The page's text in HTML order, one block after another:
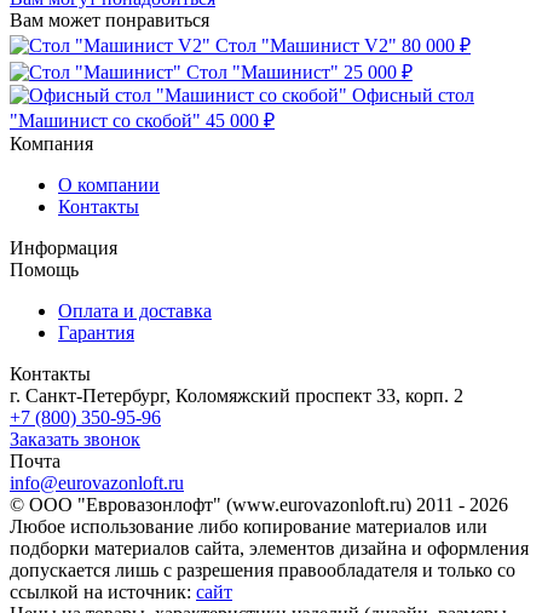
Вам может понравиться
Стол "Машинист V2" 80 000 ₽
Стол "Машинист" 25 000 ₽
Офисный стол
"Машинист со скобой" 45 000 ₽
Компания
О компании
Контакты
Информация
Помощь
Оплата и доставка
Гарантия
Контакты
г. Санкт-Петербург, Коломяжский проспект 33, корп. 2
+7 (800) 350-95-96
Заказать звонок
Почта
info@eurovazonloft.ru
© ООО "Евровазонлофт" (www.eurovazonloft.ru) 2011 - 2026
Любое использование либо копирование материалов или
подборки материалов сайта, элементов дизайна и оформления
допускается лишь с разрешения правообладателя и только со
ссылкой на источник: сайт